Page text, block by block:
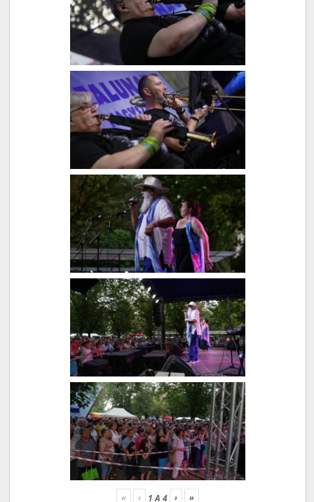
« ‹ 1A 4 › »